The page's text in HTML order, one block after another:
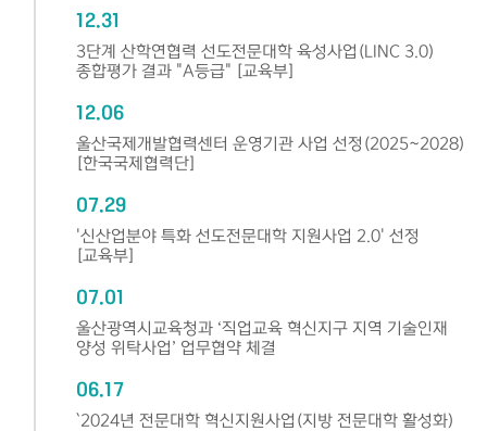
12.31
3단계 산학연협력 선도전문대학 육성사업(LINC 3.0)
종합평가 결과 "A등급" [교육부]
12.06
울산국제개발협력센터 운영기관 사업 선정(2025~2028)
[한국국제협력단]
07.29
'신산업분야 특화 선도전문대학 지원사업 2.0' 선정
[교육부]
07.01
울산광역시교육청과 ‘직업교육 혁신지구 지역 기술인재
양성 위탁사업’ 업무협약 체결
06.17
`2024년 전문대학 혁신지원사업(지방 전문대학 활성화)